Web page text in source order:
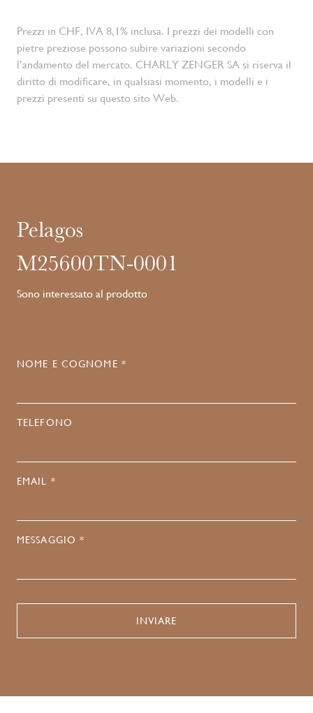
Prezzi in CHF, IVA 8,1% inclusa. I prezzi dei modelli con
pietre preziose possono subire variazioni secondo
l’andamento del mercato. CHARLY ZENGER SA si riserva il
diritto di modificare, in qualsiasi momento, i modelli e i
prezzi presenti su questo sito Web.
Pelagos
M25600TN-0001
Sono interessato al prodotto
NOME E COGNOME *
TELEFONO
EMAIL *
MESSAGGIO *